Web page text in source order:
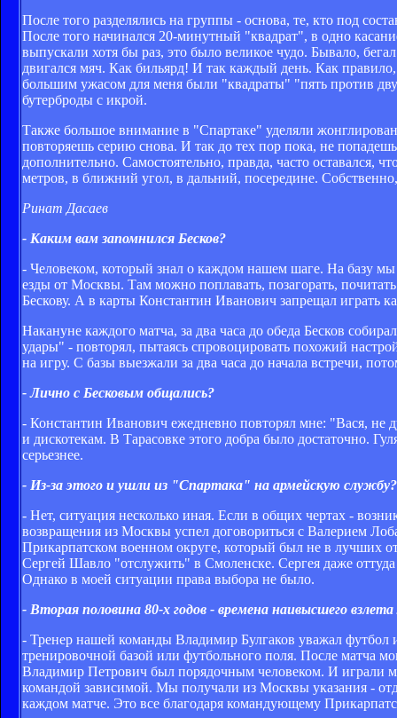
После того разделялись на группы - основа, те, кто под
После того начинался 20-минутный "квадрат", в одно
выпускали хотя бы раз, это было великое чудо. Бывало,
двигался мяч. Как бильярд! И так каждый день. Как
большим ужасом для меня были "квадраты" "пять против
бутерброды с икрой.
Также большое внимание в "Спартаке" уделяли
повторяешь серию снова. И так до тех пор пока, не попадешь
дополнительно. Самостоятельно, правда, часто оставался,
метров, в ближний угол, в дальний, посередине.
Ринат Дасаев
- Каким вам запомнился Бесков?
- Человеком, который знал о каждом нашем шаге. На базу
езды от Москвы. Там можно поплавать, позагорать,
Бескову. А в карты Константин Иванович запрещал играть
Накануне каждого матча, за два часа до обеда Бесков
удары" - повторял, пытаясь спровоцировать похожий
на игру. С базы выезжали за два часа до начала встречи,
- Лично с Бесковым общались?
- Константин Иванович ежедневно повторял мне: "Вася, не
и дискотекам. В Тарасовке этого добра было достаточно.
серьезнее.
- Из-за этого и ушли из "Спартака" на армейскую службу?
- Нет, ситуация несколько иная. Если в общих чертах -
возвращения из Москвы успел договориться с Валерием
Прикарпатском военном округе, который был не в лучших
Сергей Шавло "отслужить" в Смоленске. Сергея даже
Однако в моей ситуации права выбора не было.
- Вторая половина 80-х годов - времена наивысшего
- Тренер нашей команды Владимир Булгаков уважал
тренировочной базой или футбольного поля. После матча
Владимир Петрович был порядочным человеком. И
командой зависимой. Мы получали из Москвы указания -
каждом матче. Это все благодаря командующему